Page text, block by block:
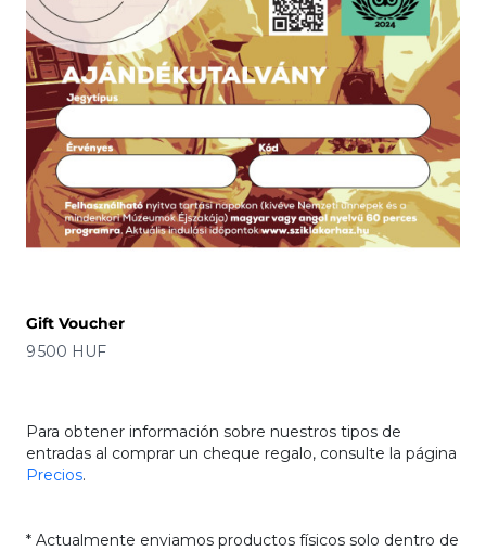
Gift Voucher
Precio
9 500 HUF
Para obtener información sobre nuestros tipos de
entradas al comprar un cheque regalo, consulte la página
Precios.
* Actualmente enviamos productos físicos solo dentro de